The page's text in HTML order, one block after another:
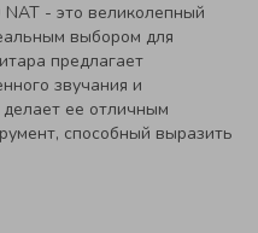
NAT - это великолепный
выбором для
предлагает
звучания и
ее отличным
способный выразить
гитара LAG T-70D NAT